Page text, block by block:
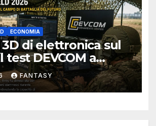
ECONOMIA
di elettronica sul
2026
FANTASY